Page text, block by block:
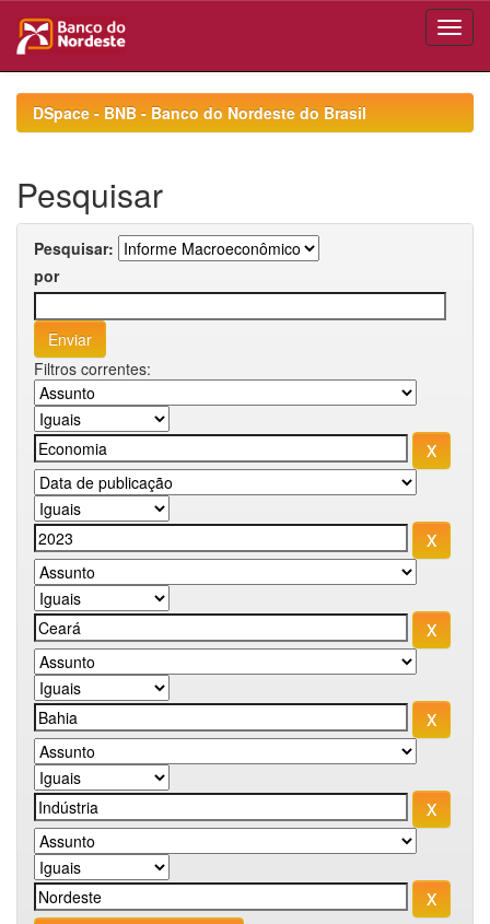
navigationDSpace - BNB - Banco do Nordeste do Brasil
Pesquisar
Pesquisar:
por
Filtros correntes: